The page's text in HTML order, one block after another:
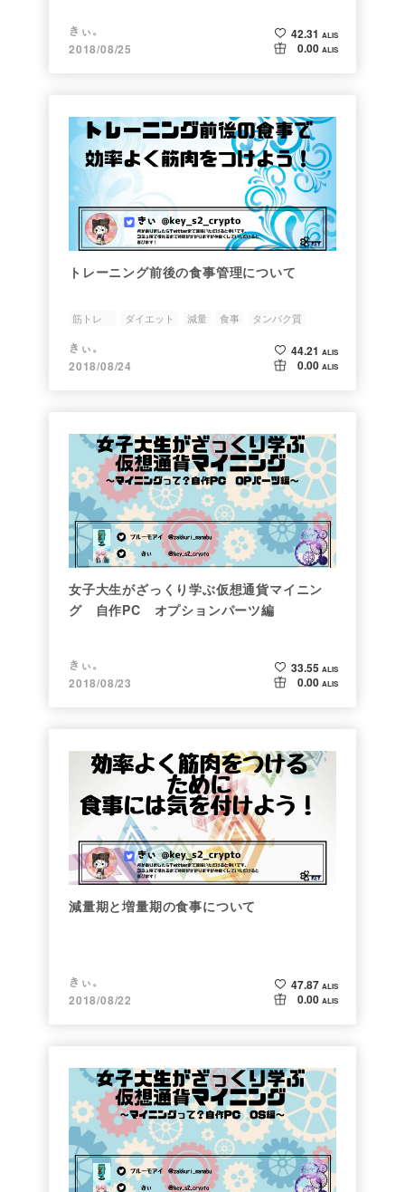
きぃ。
2018/08/25
42.31 ALIS
0.00 ALIS
トレーニング前後の食事管理について
筋トレ ダイエット 減量 食事 タンパク質
きぃ。
2018/08/24
44.21 ALIS
0.00 ALIS
女子大生がざっくり学ぶ仮想通貨マイニン
グ 自作PC オプションパーツ編
きぃ。
2018/08/23
33.55 ALIS
0.00 ALIS
減量期と増量期の食事について
きぃ。
2018/08/22
47.87 ALIS
0.00 ALIS